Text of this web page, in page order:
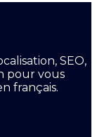
SEO,
pour vous
français.